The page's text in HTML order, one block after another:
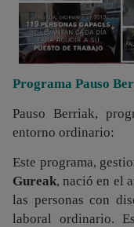
Programa Pauso
Pauso Berriak,
entorno ordinario:
Este programa,
Gureak, nació en el
las personas con
laboral ordinario.